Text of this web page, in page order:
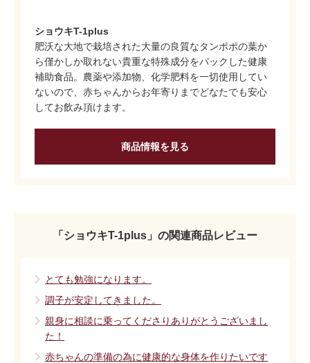
ショウキT-1plus
肥沃な大地で栽培された大量の良質なタンポポの葉か
ら僅かしか取れない貴重な特殊成分をパックした健康
補助食品。農薬や添加物、化学肥料を一切使用してい
ないので、赤ちゃんからお年寄りまでどなたでも安心
してお飲み頂けます。
商品情報を見る
「ショウキT-1plus」の関連商品レビュー
とても勉強になります。
調子が安定してきました。
親身に相談に乗ってくださりありがとうございまし
た！
赤ちゃんの準備の為に健康的な身体を作りたいです